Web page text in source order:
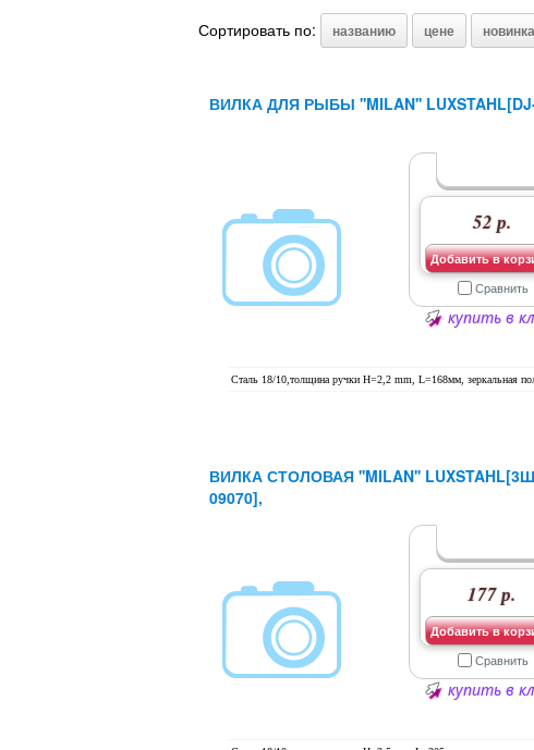
Сортировать по: названию цене
ВИЛКА ДЛЯ РЫБЫ ''MILAN''
Сталь 18/10,толщина ручки H=2,2 mm, L=168мм, зеркальная
52 р.
Добавить в
Сравнить
купить в
ВИЛКА СТОЛОВАЯ ''MILAN''
09070],
177 р.
Добавить в
Сравнить
купить в